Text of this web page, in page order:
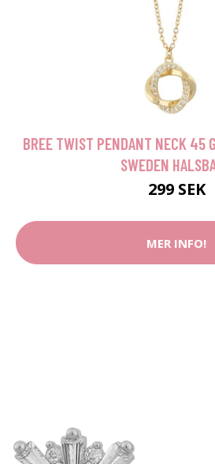
BREE TWIST PENDANT NECK 45
SWEDEN
299 SEK
MER INFO!